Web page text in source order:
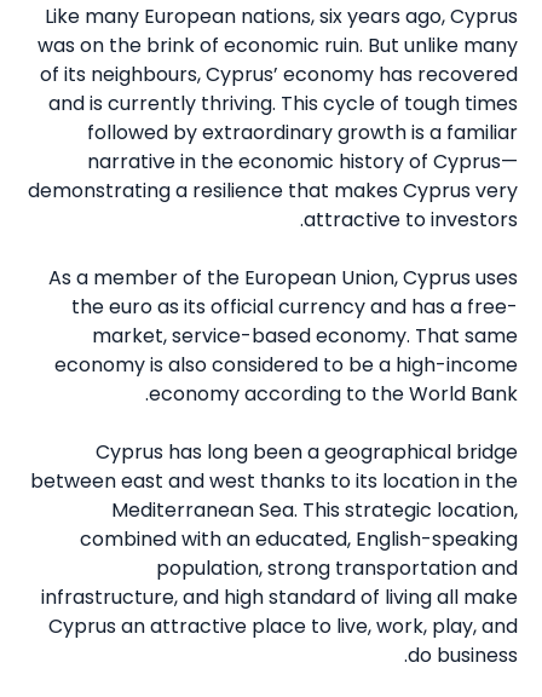
Like many European nations, six years ago, Cyprus
was on the brink of economic ruin. But unlike many
of its neighbours, Cyprus’ economy has recovered
and is currently thriving. This cycle of tough times
followed by extraordinary growth is a familiar
narrative in the economic history of Cyprus—
demonstrating a resilience that makes Cyprus very
attractive to investors.
As a member of the European Union, Cyprus uses
the euro as its official currency and has a free-
market, service-based economy. That same
economy is also considered to be a high-income
economy according to the World Bank.
Cyprus has long been a geographical bridge
between east and west thanks to its location in the
Mediterranean Sea. This strategic location,
combined with an educated, English-speaking
population, strong transportation and
infrastructure, and high standard of living all make
Cyprus an attractive place to live, work, play, and
do business.